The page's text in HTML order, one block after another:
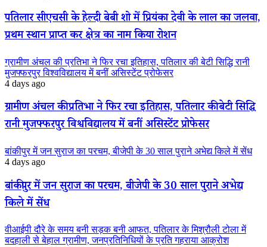
पतिलार सीएचसी के हेल्दी बेबी शो में प्रियंका देवी के लाल का जलवा,
प्रथम स्थान प्राप्त कर क्षेत्र का नाम किया रोशन
ग्रामीण अंचल की प्रतिभा ने फिर रचा इतिहास, पतिलार की बेटी सिद्धि रानी
मुजफ्फरपुर विश्वविद्यालय में बनीं असिस्टेंट प्रोफेसर
4 days ago
ग्रामीण अंचल की प्रतिभा ने फिर रचा इतिहास, पतिलार की बेटी सिद्धि
रानी मुजफ्फरपुर विश्वविद्यालय में बनीं असिस्टेंट प्रोफेसर
बांकीपुर में जन सुराज का परचम, बीजेपी के 30 साल पुराने अभेद्य किले में सेंध
4 days ago
बांकीपुर में जन सुराज का परचम, बीजेपी के 30 साल पुराने अभेद्य
किले में सेंध
वीआईपी दौरे के समय बनी सड़क बनी आफत, पतिलार के मिश्रौली टोला में
बदहाली से बेहाल ग्रामीण, जनप्रतिनिधियों के प्रति गहराया आक्रोश